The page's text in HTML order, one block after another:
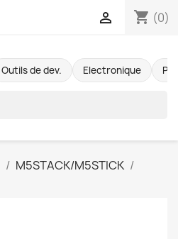
shopping_cart (0)

Outils de dev. Electronique
M5STACK/M5STICK